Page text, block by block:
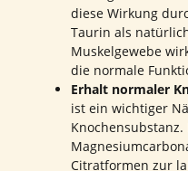
diese Wirkung
Taurin als
Muskelgewebe
die normale
Erhalt normaler
ist ein wichtiger
Citratformen zur